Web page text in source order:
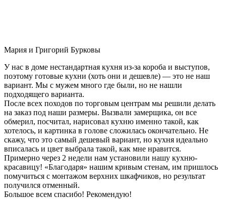
Мария и Григорий Бурковы
У нас в доме нестандартная кухня из-за короба и выступов,
поэтому готовые кухни (хоть они и дешевле) — это не наш
вариант. Мы с мужем много где были, но не нашли
подходящего варианта.
После всех походов по торговым центрам мы решили делать
на заказ под наши размеры. Вызвали замерщика, он все
обмерил, посчитал, нарисовал кухню именно такой, как
хотелось, и картинка в голове сложилась окончательно. Не
скажу, что это самый дешевый вариант, но кухня идеально
вписалась и цвет выбрала такой, как мне нравится.
Примерно через 2 недели нам установили нашу кухню-
красавицу! «Благодаря» нашим кривым стенам, им пришлось
помучиться с монтажом верхних шкафчиков, но результат
получился отменный.
Большое всем спасибо! Рекомендую!